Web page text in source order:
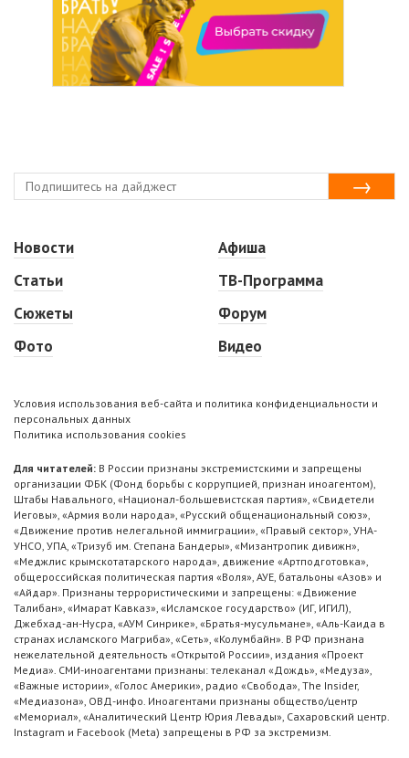
Новости
Статьи
Сюжеты
Фото
Афиша
ТВ-Программа
Форум
Видео
Условия использования веб-сайта и политика конфиденциальности и
персональных данных
Политика использования cookies
Для читателей: В России признаны экстремистскими и запрещены
организации ФБК (Фонд борьбы с коррупцией, признан иноагентом),
Штабы Навального, «Национал-большевистская партия», «Свидетели
Иеговы», «Армия воли народа», «Русский общенациональный союз»,
«Движение против нелегальной иммиграции», «Правый сектор», УНА-
УНСО, УПА, «Тризуб им. Степана Бандеры», «Мизантропик дивижн»,
«Меджлис крымскотатарского народа», движение «Артподготовка»,
общероссийская политическая партия «Воля», АУЕ, батальоны «Азов» и
«Айдар». Признаны террористическими и запрещены: «Движение
Талибан», «Имарат Кавказ», «Исламское государство» (ИГ, ИГИЛ),
Джебхад-ан-Нусра, «АУМ Синрике», «Братья-мусульмане», «Аль-Каида в
странах исламского Магриба», «Сеть», «Колумбайн». В РФ признана
нежелательной деятельность «Открытой России», издания «Проект
Медиа». СМИ-иноагентами признаны: телеканал «Дождь», «Медуза»,
«Важные истории», «Голос Америки», радио «Свобода», The Insider,
«Медиазона», ОВД-инфо. Иноагентами признаны общество/центр
«Мемориал», «Аналитический Центр Юрия Левады», Сахаровский центр.
Instagram и Facebook (Metа) запрещены в РФ за экстремизм.